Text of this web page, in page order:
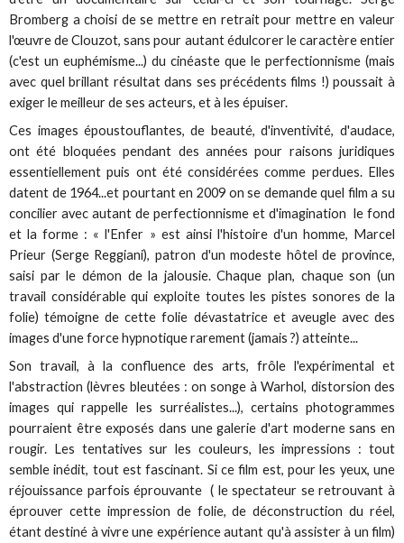
Bromberg a choisi de se mettre en retrait pour mettre en valeur
l'œuvre de Clouzot, sans pour autant édulcorer le caractère entier
(c'est un euphémisme...) du cinéaste que le perfectionnisme (mais
avec quel brillant résultat dans ses précédents films !) poussait à
exiger le meilleur de ses acteurs, et à les épuiser.
Ces images époustouflantes, de beauté, d'inventivité, d'audace,
ont été bloquées pendant des années pour raisons juridiques
essentiellement puis ont été considérées comme perdues. Elles
datent de 1964...et pourtant en 2009 on se demande quel film a su
concilier avec autant de perfectionnisme et d'imagination le fond
et la forme : « l'Enfer » est ainsi l'histoire d'un homme, Marcel
Prieur (Serge Reggiani), patron d'un modeste hôtel de province,
saisi par le démon de la jalousie. Chaque plan, chaque son (un
travail considérable qui exploite toutes les pistes sonores de la
folie) témoigne de cette folie dévastatrice et aveugle avec des
images d'une force hypnotique rarement (jamais ?) atteinte...
Son travail, à la confluence des arts, frôle l'expérimental et
l'abstraction (lèvres bleutées : on songe à Warhol, distorsion des
images qui rappelle les surréalistes...), certains photogrammes
pourraient être exposés dans une galerie d'art moderne sans en
rougir. Les tentatives sur les couleurs, les impressions : tout
semble inédit, tout est fascinant. Si ce film est, pour les yeux, une
réjouissance parfois éprouvante ( le spectateur se retrouvant à
éprouver cette impression de folie, de déconstruction du réel,
étant destiné à vivre une expérience autant qu'à assister à un film)